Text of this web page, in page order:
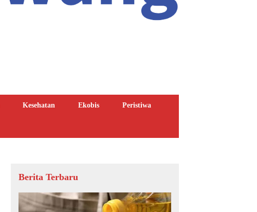
Kesehatan Ekobis Peristiwa
Berita Terbaru